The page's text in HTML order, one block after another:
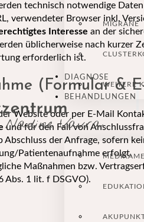
MIGRÄNE
WEITERE
DIAGNOSE
BEHANDLUNGEN
technisch notwendige
verwendeter Browser inkl.
Interesse an der
üblicherweise nach kurzer
erforderlich ist.
(Formular &
Website oder per E-Mail
und für den Fall von
Abschluss der Anfrage, sofern
Patientenaufnahme erfolgt.
Maßnahmen bzw.
Abs. 1 lit. f DSGVO).